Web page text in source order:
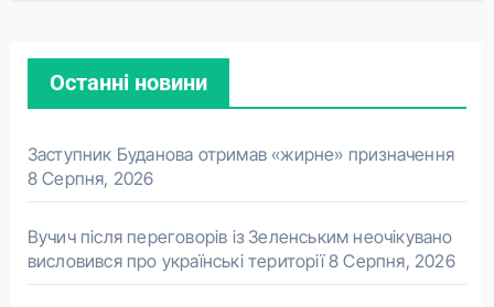
Останні новини
Заступник Буданова отримав «жирне» призначення
8 Серпня, 2026
Вучич після переговорів із Зеленським неочікувано
висловився про українські території 8 Серпня, 2026